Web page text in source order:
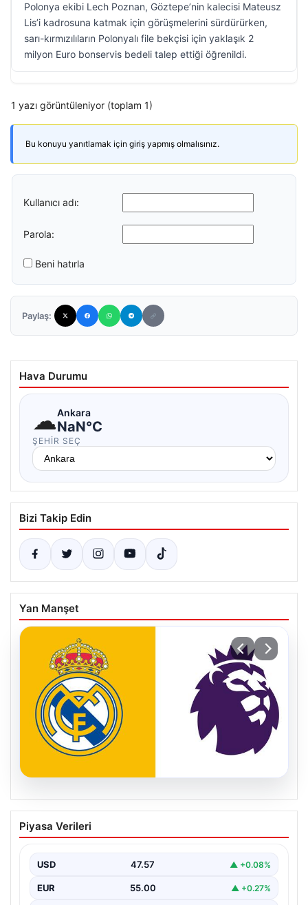
Polonya ekibi Lech Poznan, Göztepe’nin kalecisi Mateusz
Lis’i kadrosuna katmak için görüşmelerini sürdürürken,
sarı-kırmızılıların Polonyalı file bekçisi için yaklaşık 2
milyon Euro bonservis bedeli talep ettiği öğrenildi.
1 yazı görüntüleniyor (toplam 1)
Bu konuyu yanıtlamak için giriş yapmış olmalısınız.
Kullanıcı adı:
Parola:
Beni hatırla
Paylaş:
Hava Durumu
☁Ankara
NaN°C
ŞEHIR SEÇ
Bizi Takip Edin
Yan Manşet
04.08.2026
Premier Lig ekibi 50 milyon Euro ödeyip
Madrid’den aldı!
Piyasa Verileri
USD 47.57 ▲ +0.08%
EUR 55.00 ▲ +0.27%